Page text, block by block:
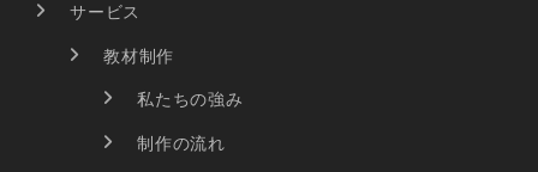
サービス
教材制作
私たちの強み
制作の流れ